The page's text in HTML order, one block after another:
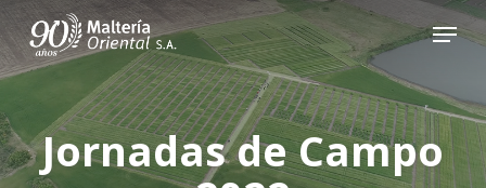
Skip
to
main
content
Menu
Jornadas de Campo